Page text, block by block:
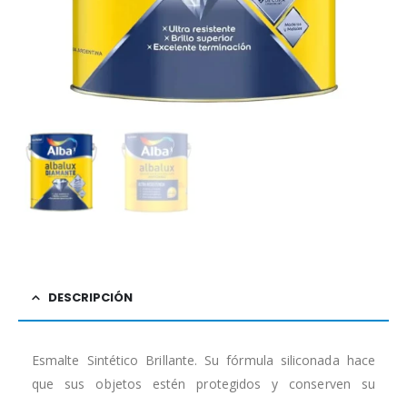
DESCRIPCIÓN
Esmalte Sintético Brillante. Su fórmula siliconada hace
que sus objetos estén protegidos y conserven su